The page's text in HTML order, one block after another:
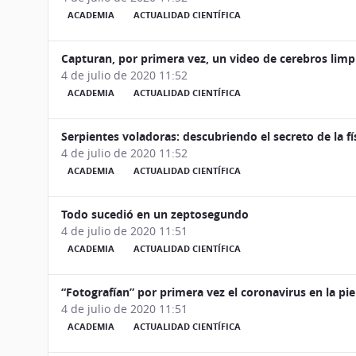
ACADEMIA ACTUALIDAD CIENTÍFICA
Capturan, por primera vez, un video de cerebros
4 de julio de 2020 11:52
ACADEMIA ACTUALIDAD CIENTÍFICA
Serpientes voladoras: descubriendo el secreto de la
4 de julio de 2020 11:52
ACADEMIA ACTUALIDAD CIENTÍFICA
Todo sucedió en un zeptosegundo
4 de julio de 2020 11:51
ACADEMIA ACTUALIDAD CIENTÍFICA
“Fotografían” por primera vez el coronavirus en la
4 de julio de 2020 11:51
ACADEMIA ACTUALIDAD CIENTÍFICA